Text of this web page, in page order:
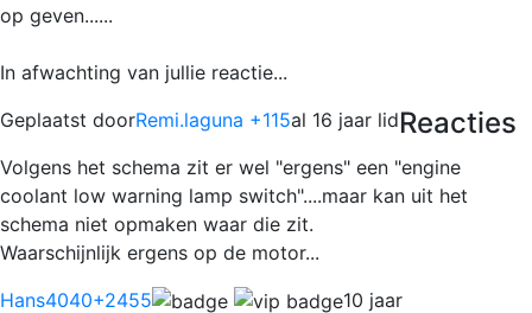
op geven......
In afwachting van jullie reactie...
Geplaatst doorRemi.laguna +115al 16 jaar lidReacties
Volgens het schema zit er wel "ergens" een "engine
coolant low warning lamp switch"....maar kan uit het
schema niet opmaken waar die zit.
Waarschijnlijk ergens op de motor...
Hans4040+2455
10 jaar